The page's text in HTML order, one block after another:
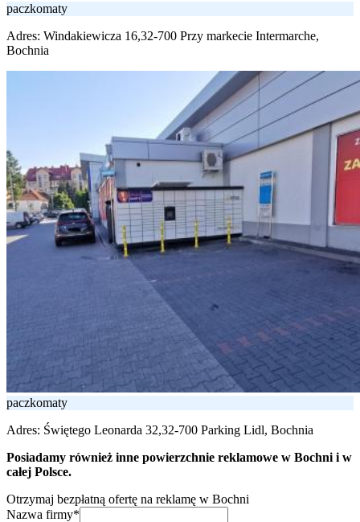
paczkomaty
Adres: Windakiewicza 16,32-700 Przy markecie Intermarche,
Bochnia
paczkomaty
Adres: Świętego Leonarda 32,32-700 Parking Lidl, Bochnia
Posiadamy również inne powierzchnie reklamowe w Bochni i w
całej Polsce.
Otrzymaj bezpłatną ofertę na reklamę w Bochni
Nazwa firmy*